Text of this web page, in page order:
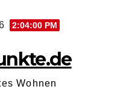
2:04:01 PM
Wohnen